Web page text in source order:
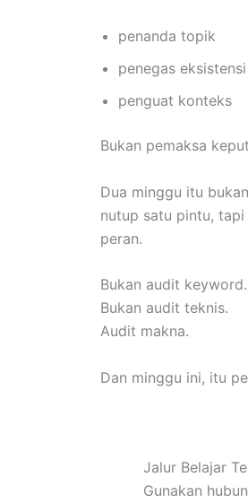
penanda topik
penegas eksistensi
penguat konteks
Bukan pemaksa
Dua minggu itu
nutup satu pintu,
peran.
Bukan audit keyword.
Bukan audit teknis.
Audit makna.
Dan minggu ini, itu
Jalur Belajar
Gunakan